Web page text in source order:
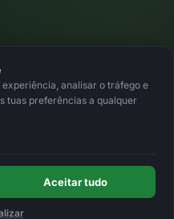
analisar o tráfego e
tuas preferências a qualquer
Aceitar tudo